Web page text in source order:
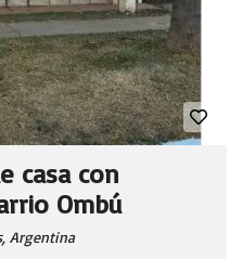
casa con
Ombú
Argentina